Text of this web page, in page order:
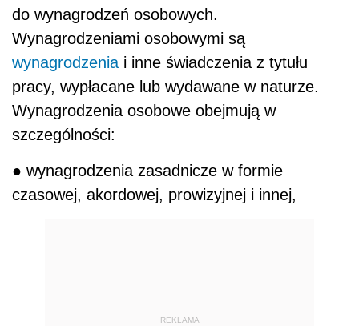
do wynagrodzeń osobowych.
Wynagrodzeniami osobowymi są
wynagrodzenia i inne świadczenia z tytułu
pracy, wypłacane lub wydawane w naturze.
Wynagrodzenia osobowe obejmują w
szczególności:
● wynagrodzenia zasadnicze w formie
czasowej, akordowej, prowizyjnej i innej,
REKLAMA